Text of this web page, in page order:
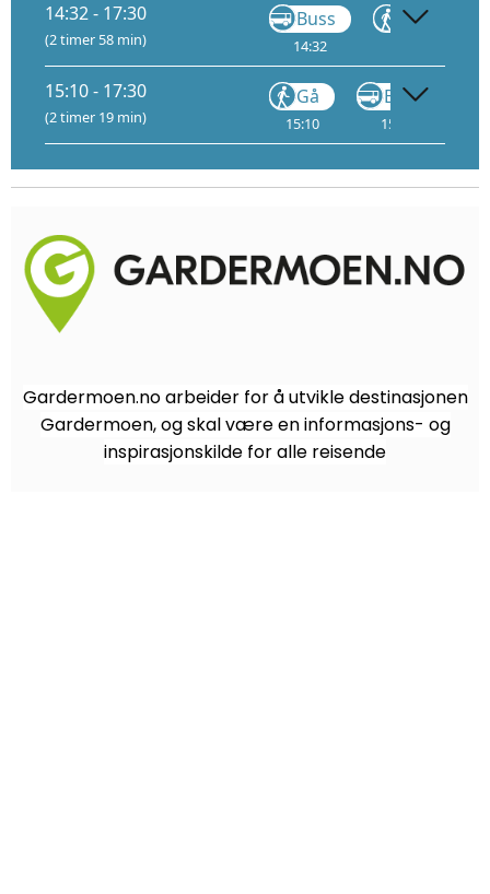
14:32 - 17:30
(2 timer 58 min)
Buss
14:32
Gå
15:10 - 17:30
(2 timer 19 min)
Gå
15:10
Buss
15:29
Gardermoen.no arbeider for å utvikle destinasjonen
Gardermoen, og skal være en informasjons- og
inspirasjonskilde for alle reisende